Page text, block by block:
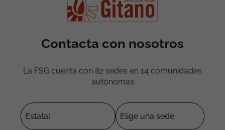
Contacta con nosotros
La FSG cuenta con 82 sedes en 14 comunidades
autónomas